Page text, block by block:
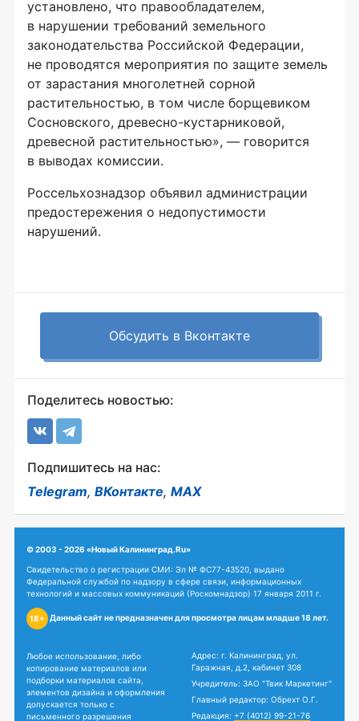
установлено, что правообладателем,
в нарушении требований земельного
законодательства Российской Федерации,
не проводятся мероприятия по защите земель
от зарастания многолетней сорной
растительностью, в том числе борщевиком
Сосновского, древесно-кустарниковой,
древесной растительностью», — говорится
в выводах комиссии.
Россельхознадзор объявил администрации
предостережения о недопустимости
нарушений.
Обсудить в Вконтакте
Поделитесь новостью:
Подпишитесь на нас:
Telegram, ВКонтакте, MAX
© 2003 - 2026 «Новый Калининград.Ru»
Свидетельство о регистрации СМИ: Эл № ФС77-43520, выдано
Федеральной службой по надзору в сфере связи, информационных
технологий и массовых коммуникаций (Роскомнадзор) 17 января 2011 г.
18+ Данный сайт не предназначен для просмотра лицам младше 18 лет.
Любое использование, либо
копирование материалов или
подборки материалов сайта,
элементов дизайна и оформления
допускается только с
письменного разрешения
Адрес: г. Калининград, ул.
Гаражная, д.2, кабинет 308
Учредитель: ЗАО "Твик Маркетинг"
Главный редактор: Обрехт О.Г.
Редакция: +7 (4012) 99-21-76